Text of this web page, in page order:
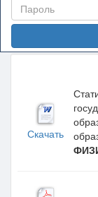
Скачать